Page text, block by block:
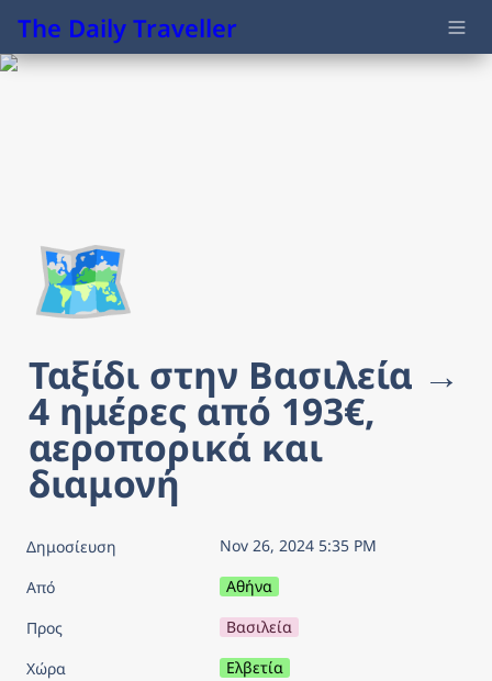
The Daily Traveller
🗺️
Ταξίδι στην Βασιλεία →
4 ημέρες από 193€,
αεροπορικά και
διαμονή
Δημοσίευση
Nov 26, 2024 5:35 PM
Από
Αθήνα
Προς
Βασιλεία
Χώρα
Ελβετία